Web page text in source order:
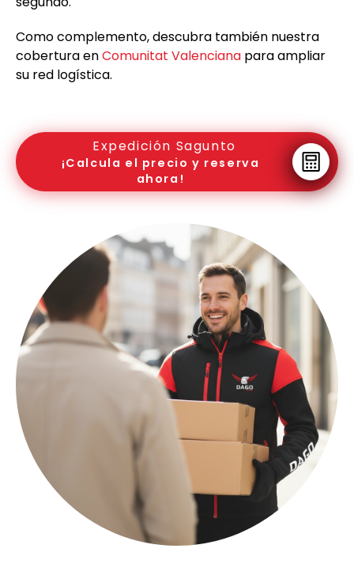
Como complemento, descubra también nuestra
cobertura enComunitat Valenciana para ampliar
su red logística.
Expedición Sagunto
¡Calcula el precio y reserva
ahora!